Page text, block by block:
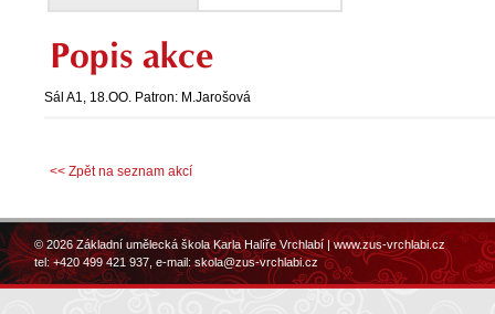
Popis akce
Sál A1, 18.OO. Patron: M.Jarošová
<< Zpět na seznam akcí
© 2026 Základní umělecká škola Karla Halíře Vrchlabí |www.zus-vrchlabi.cz
tel: +420 499 421 937, e-mail:skola@zus-vrchlabi.cz